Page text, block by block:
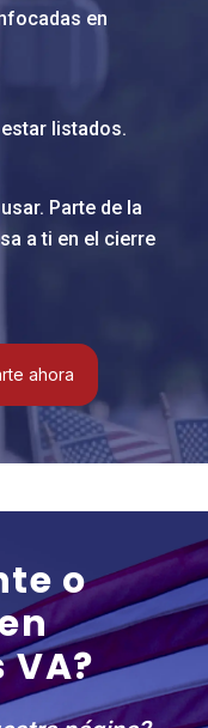
en
estar listados.
Parte de la
a ti en el cierre
ahora
o